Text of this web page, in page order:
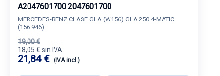
A2047601700 2047601700
MERCEDES-BENZ CLASE GLA (W156) GLA 250 4-MATIC
(156.946)
19,00 €
18,05 € sin IVA.
21,84 € (IVA incl.)